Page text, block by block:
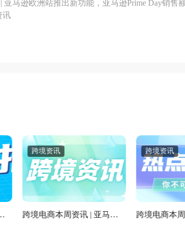
亚马逊欧洲站推出新功能，亚马逊Prime Day销售
讯
讯
商本周资讯 | 亚马逊
跨境电商本周资讯 | 亚马